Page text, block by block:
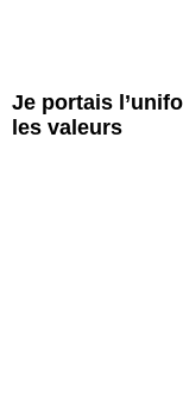
Je portais
les valeurs